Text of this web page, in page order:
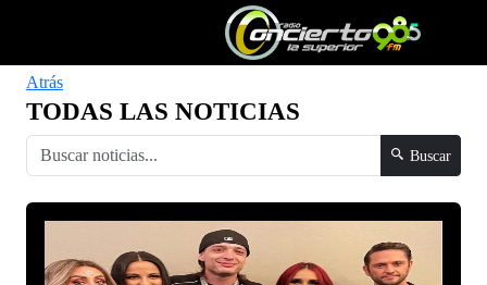
Atrás
TODAS LAS NOTICIAS
Buscar